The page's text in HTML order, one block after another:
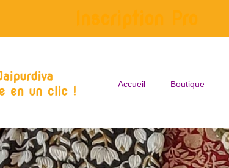
Inscription Pro
Accueil Boutique